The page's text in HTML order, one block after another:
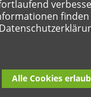
finden
Alle Cookies
BNE in